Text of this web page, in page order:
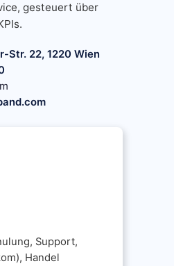
gesteuert über
Str. 22, 1220 Wien
Support,
Handel